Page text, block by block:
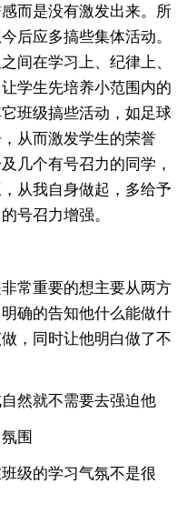
而是没有激发出来。所
后应多搞些集体活动。
间在学习上、纪律上、
学生先培养小范围内的
班级搞些活动，如足球
从而激发学生的荣誉
几个有号召力的同学，
从我自身做起，多给予
号召力增强。
常重要的想主要从两方
确的告知他什么能做什
，同时让他明白做了不
然就不需要去强迫他
围
级的学习气氛不是很